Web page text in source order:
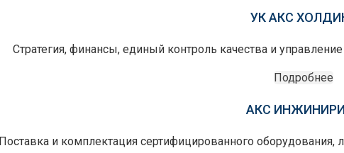
УК АКС
Стратегия, финансы, единый контроль качества и
Подробнее
АКС
Поставка и комплектация сертифицированного